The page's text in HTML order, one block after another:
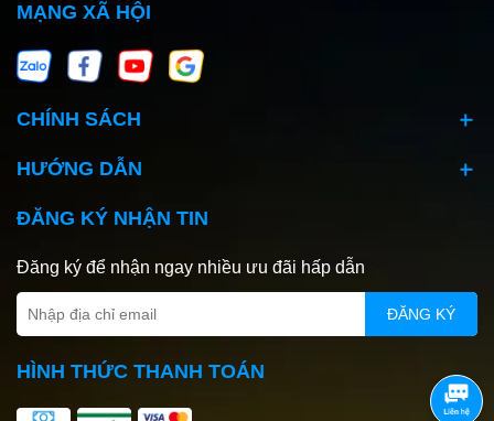
MẠNG XÃ HỘI
CHÍNH SÁCH
HƯỚNG DẪN
ĐĂNG KÝ NHẬN TIN
Đăng ký để nhận ngay nhiều ưu đãi hấp dẫn
ĐĂNG KÝ
HÌNH THỨC THANH TOÁN